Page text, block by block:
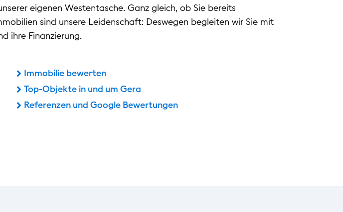
eigenen Westentasche. Ganz gleich, ob Sie bereits
sind unsere Leidenschaft: Deswegen begleiten wir Sie mit
ihre Finanzierung.
Immobilie bewerten
Top-Objekte in und um Gera
Referenzen und Google Bewertungen